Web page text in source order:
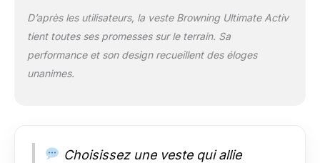
D’après les utilisateurs, la veste Browning Ultimate Activ
tient toutes ses promesses sur le terrain. Sa
performance et son design recueillent des éloges
unanimes.
Choisissez une veste qui allie